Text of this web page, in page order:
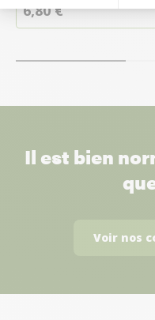
6,80 €
Il est bien
Voir nos